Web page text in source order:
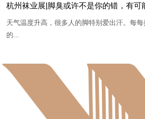
杭州袜业展|脚臭或许不是你的错，有可
天气温度升高，很多人的脚特别爱出汗。每
的...